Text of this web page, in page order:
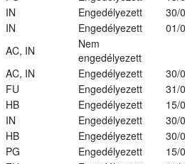
IN Engedélyezett
30/
IN Engedélyezett
01/
AC, IN
Nem
engedélyezett
AC, IN Engedélyezett
30/
FU Engedélyezett
31/
HB Engedélyezett
15/
IN Engedélyezett
30/
HB Engedélyezett
30/
PG Engedélyezett
15/